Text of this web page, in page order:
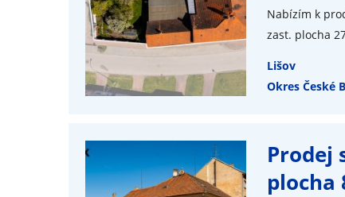
Nabízím k
zast. plocha
Lišov
Okres České
Prodej
plocha